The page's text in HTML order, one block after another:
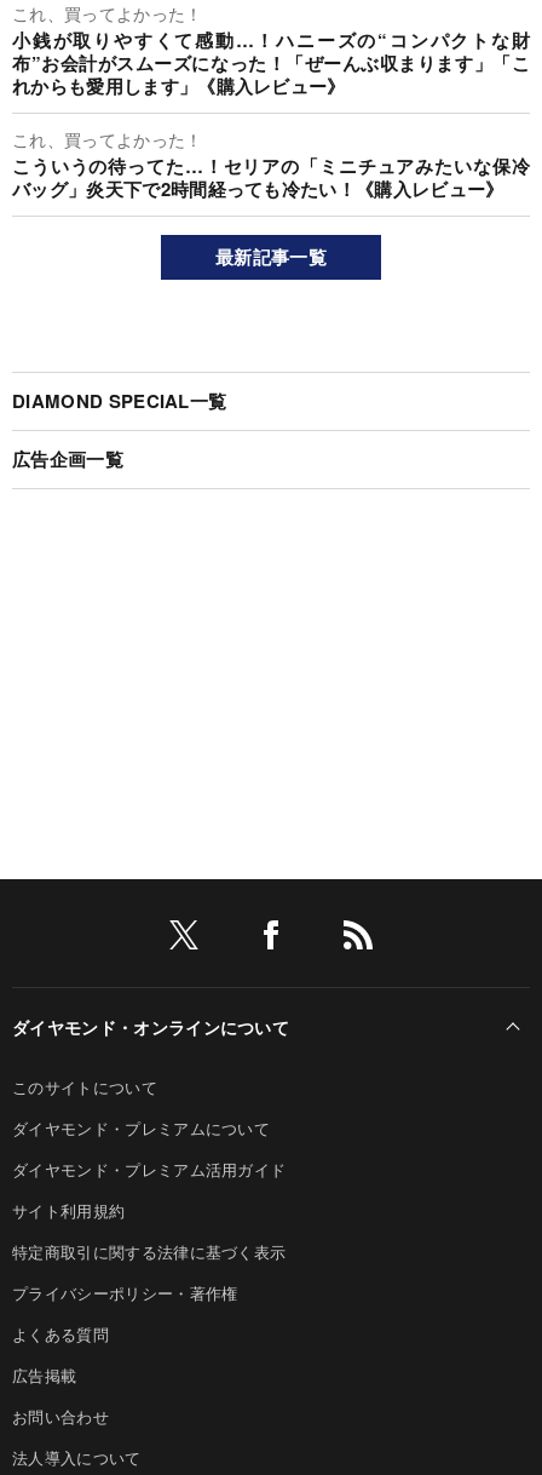
これ、買ってよかった！
小銭が取りやすくて感動…！ハニーズの“コンパクトな財
布”お会計がスムーズになった！「ぜーんぶ収まります」「こ
れからも愛用します」《購入レビュー》
これ、買ってよかった！
こういうの待ってた…！セリアの「ミニチュアみたいな保冷
バッグ」炎天下で2時間経っても冷たい！《購入レビュー》
最新記事一覧
DIAMOND SPECIAL一覧
広告企画一覧
ダイヤモンド・オンラインについて
このサイトについて
ダイヤモンド・プレミアムについて
ダイヤモンド・プレミアム活用ガイド
サイト利用規約
特定商取引に関する法律に基づく表示
プライバシーポリシー・著作権
よくある質問
広告掲載
お問い合わせ
法人導入について